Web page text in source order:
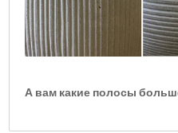
А вам какие полосы